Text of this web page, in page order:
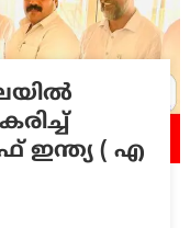
ഇന്ത്യ ( എ